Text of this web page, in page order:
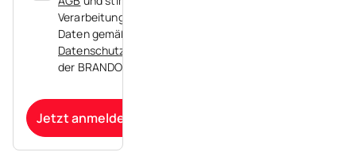
Verarbeitung meiner
Daten gemäß der
Datenschutzerklärung
der BRANDORA zu.
Jetzt anmelden